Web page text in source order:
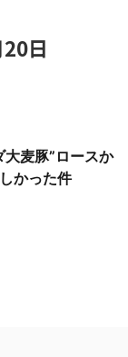
日
大麦豚”ロースか
かった件